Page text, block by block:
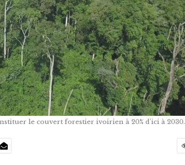
le couvert forestier ivoirien à 20% d'ici à 2030.